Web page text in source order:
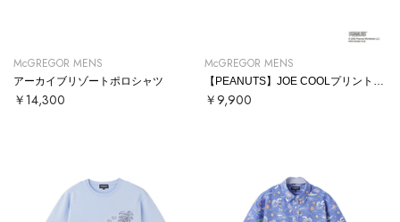
McGREGOR MENS
アーカイブリゾートポロシャツ
￥14,300
McGREGOR MENS
【PEANUTS】JOE COOLプリントTシャツ
￥9,900